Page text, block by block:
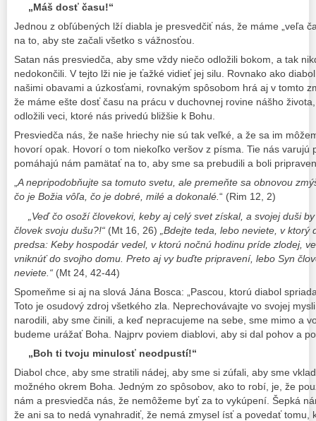
„Máš dosť času!“
Jednou z obľúbených lží diabla je presvedčiť nás, že máme „veľa
na to, aby ste začali všetko s vážnosťou.
Satan nás presviedča, aby sme vždy niečo odložili bokom, a tak
nedokončili. V tejto lži nie je ťažké vidieť jej silu. Rovnako ako
našimi obavami a úzkosťami, rovnakým spôsobom hrá aj v tomto
že máme ešte dosť času na prácu v duchovnej rovine nášho
odložili veci, ktoré nás privedú bližšie k Bohu.
Presviedča nás, že naše hriechy nie sú tak veľké, a že sa im
hovorí opak. Hovorí o tom niekoľko veršov z písma. Tie nás varujú
pomáhajú nám pamätať na to, aby sme sa prebudili a boli
„A nepripodobňujte sa tomuto svetu, ale premeňte sa obnovou
čo je Božia vôľa, čo je dobré, milé a dokonalé.“ (Rim 12, 2)
Veď čo osoží človekovi, keby aj celý svet získal, a svojej duši
človek svoju dušu?!“ (Mt 16, 26)
Bdejte teda, lebo neviete, v ktorý
predsa: Keby hospodár vedel, v ktorú nočnú hodinu príde zlodej,
vniknúť do svojho domu. Preto aj vy buďte pripravení, lebo Syn
neviete. “ (Mt 24, 42-44)
Spomeňme si aj na slová Jána Bosca: „Pascou, ktorú diabol
Toto je osudový zdroj všetkého zla. Neprechovávajte vo svojej
narodili, aby sme činili, a keď nepracujeme na sebe, sme mimo a
budeme urážať Boha. Najprv poviem diablovi, aby si dal pohov a
„Boh ti tvoju minulosť neodpustí!“
Diabol chce, aby sme stratili nádej, aby sme si zúfali, aby sme
možného okrem Boha. Jedným zo spôsobov, ako to robí, je, že
nám a presviedča nás, že nemôžeme byť za to vykúpení. Šepká
že ani sa to nedá vynahradiť, že nemá zmysel ísť a povedať tomu,